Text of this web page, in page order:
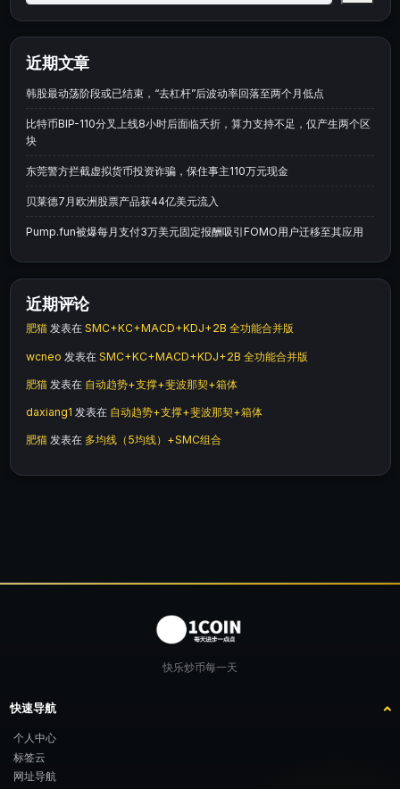
近期文章
韩股最动荡阶段或已结束，“去杠杆”后波动率回落至两个月低点
比特币BIP-110分叉上线8小时后面临夭折，算力支持不足，仅产生两个区
块
东莞警方拦截虚拟货币投资诈骗，保住事主110万元现金
贝莱德7月欧洲股票产品获44亿美元流入
Pump.fun被爆每月支付3万美元固定报酬吸引FOMO用户迁移至其应用
近期评论
肥猫 发表在 SMC+KC+MACD+KDJ+2B 全功能合并版
wcneo 发表在 SMC+KC+MACD+KDJ+2B 全功能合并版
肥猫 发表在 自动趋势+支撑+斐波那契+箱体
daxiang1 发表在 自动趋势+支撑+斐波那契+箱体
肥猫 发表在 多均线（5均线）+SMC组合
快乐炒币每一天
快速导航
个人中心
标签云
网址导航